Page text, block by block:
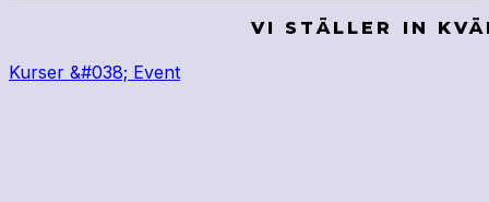
VI STÄLLER IN
Kurser &#038; Event